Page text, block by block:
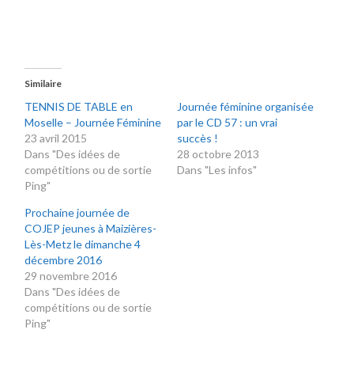
Similaire
TENNIS DE TABLE en
Moselle – Journée Féminine
23 avril 2015
Dans "Des idées de
compétitions ou de sortie
Ping"
Journée féminine organisée
par le CD 57 : un vrai
succès !
28 octobre 2013
Dans "Les infos"
Prochaine journée de
COJEP jeunes à Maizières-
Lès-Metz le dimanche 4
décembre 2016
29 novembre 2016
Dans "Des idées de
compétitions ou de sortie
Ping"